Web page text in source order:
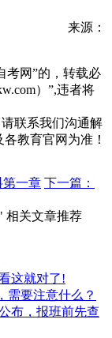
来源：
考网”的，转载必
）”,违者将
联系我们沟通解
教育官网为准！
第一章 下一篇：
相关文章推荐
这就对了!
需要注意什么？
布，报班前先查